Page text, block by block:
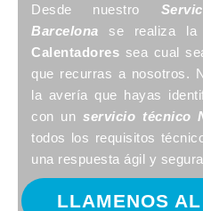
Desde nuestro
Barcelona se realiza la
Calentadores sea cual
que recurras a nosotros.
la avería que hayas
con unservicio técnico
todos los requisitos
una respuesta ágil y
LLAMENOS